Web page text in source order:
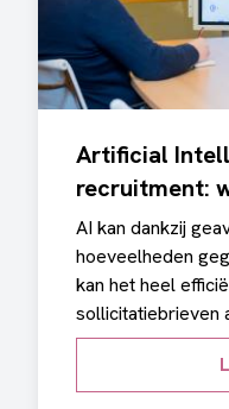
Artificial
recruitment:
AI kan dankzij
hoeveelheden
kan het heel
sollicitatiebrieven